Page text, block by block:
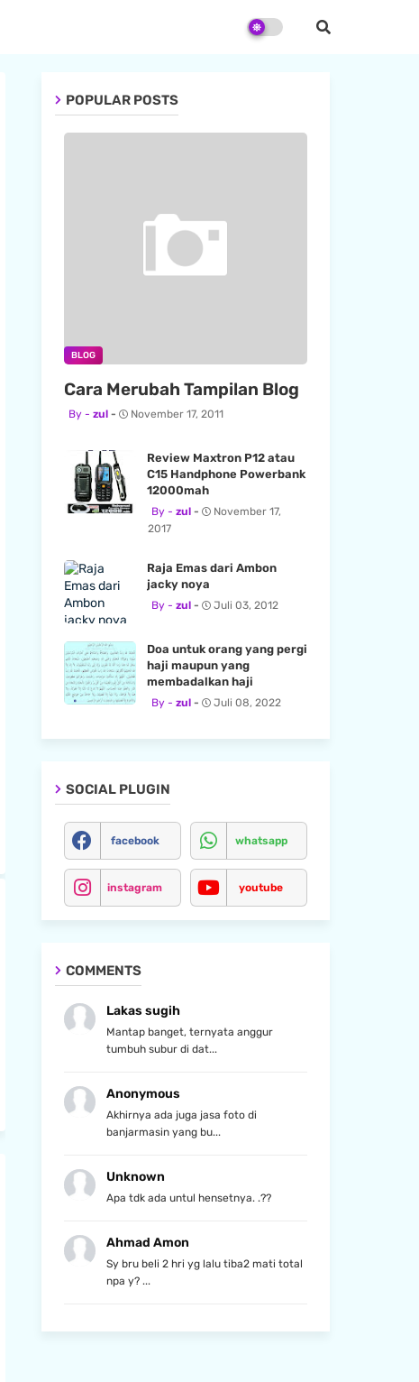
POPULAR POSTS
BLOG
Cara Merubah Tampilan Blog
zul November 17, 2011
Review Maxtron P12 atau
C15 Handphone Powerbank
12000mah
zul
November 17,
2017
Raja Emas dari Ambon
jacky noya
zul Juli 03, 2012
Doa untuk orang yang pergi
haji maupun yang
membadalkan haji
zul Juli 08, 2022
SOCIAL PLUGIN
facebook whatsapp
instagram youtube
COMMENTS
Lakas sugih
Mantap banget, ternyata anggur
tumbuh subur di dat...
Anonymous
Akhirnya ada juga jasa foto di
banjarmasin yang bu...
Unknown
Apa tdk ada untul hensetnya. .??
Ahmad Amon
Sy bru beli 2 hri yg lalu tiba2 mati total
npa y? ...